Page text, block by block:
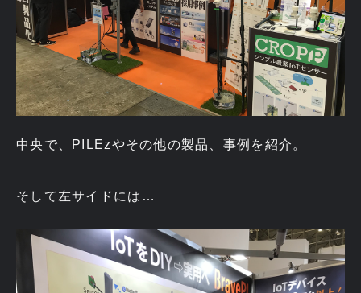
中央で、PILEzやその他の製品、事例を紹介。
そして左サイドには…